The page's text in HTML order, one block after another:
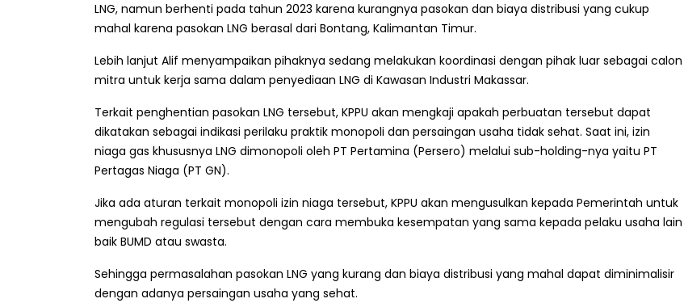
LNG, namun berhenti pada tahun 2023 karena kurangnya pasokan dan biaya distribusi yang cukup
mahal karena pasokan LNG berasal dari Bontang, Kalimantan Timur.
Lebih lanjut Alif menyampaikan pihaknya sedang melakukan koordinasi dengan pihak luar sebagai calon
mitra untuk kerja sama dalam penyediaan LNG di Kawasan Industri Makassar.
Terkait penghentian pasokan LNG tersebut, KPPU akan mengkaji apakah perbuatan tersebut dapat
dikatakan sebagai indikasi perilaku praktik monopoli dan persaingan usaha tidak sehat. Saat ini, izin
niaga gas khususnya LNG dimonopoli oleh PT Pertamina (Persero) melalui sub-holding-nya yaitu PT
Pertagas Niaga (PT GN).
Jika ada aturan terkait monopoli izin niaga tersebut, KPPU akan mengusulkan kepada Pemerintah untuk
mengubah regulasi tersebut dengan cara membuka kesempatan yang sama kepada pelaku usaha lain
baik BUMD atau swasta.
Sehingga permasalahan pasokan LNG yang kurang dan biaya distribusi yang mahal dapat diminimalisir
dengan adanya persaingan usaha yang sehat.